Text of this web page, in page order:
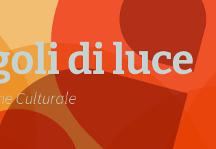
di luce
Culturale